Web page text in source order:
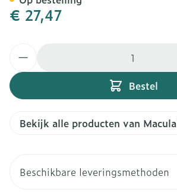
€ 27,47
Bestel
Bekijk alle producten van Macula
Beschikbare leveringsmethoden